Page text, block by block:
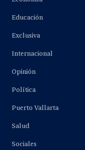
Educación
Exclusiva
Internacional
Opinión
Política
Puerto Vallarta
Salud
Sociales